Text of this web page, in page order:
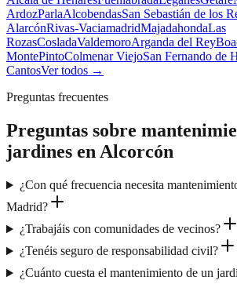
ArdozParlaAlcobendasSan Sebastián de los
AlarcónRivas-VaciamadridMajadahondaLas
RozasCosladaValdemoroArganda del Rey
MontePintoColmenar ViejoSan Fernando de
CantosVer todos →
Preguntas frecuentes
Preguntas sobre
jardines enAlcorcón
¿Con qué frecuencia necesita
Madrid?
¿Trabajáis con comunidades de vecinos?
¿Tenéis seguro de responsabilidad civil?
¿Cuánto cuesta el mantenimiento de un